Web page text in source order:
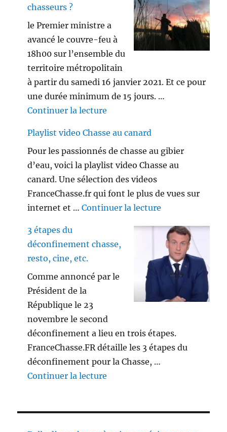
chasseurs ?
le Premier ministre a
avancé le couvre-feu à
18h00 sur l’ensemble du
territoire métropolitain
à partir du samedi 16 janvier 2021. Et ce pour
une durée minimum de 15 jours. …
Continuer la lecture
Playlist video Chasse au canard
Pour les passionnés de chasse au gibier
d’eau, voici la playlist video Chasse au
canard. Une sélection des videos
FranceChasse.fr qui font le plus de vues sur
internet et …Continuer la lecture
3 étapes du
déconfinement chasse,
resto, cine, etc.
Comme annoncé par le
Président de la
République le 23
novembre le second
déconfinement a lieu en trois étapes.
FranceChasse.FR détaille les 3 étapes du
déconfinement pour la Chasse, …
Continuer la lecture